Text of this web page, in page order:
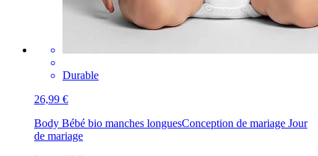
Durable
26,99 €
Body Bébé bio manches longuesConception de mariage Jour
de mariage